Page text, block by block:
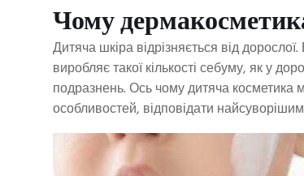
Чому
Дитяча шкіра відрізняється від
виробляє такої кількості себуму, як у
подразнень. Ось чому дитяча
особливостей, відповідати